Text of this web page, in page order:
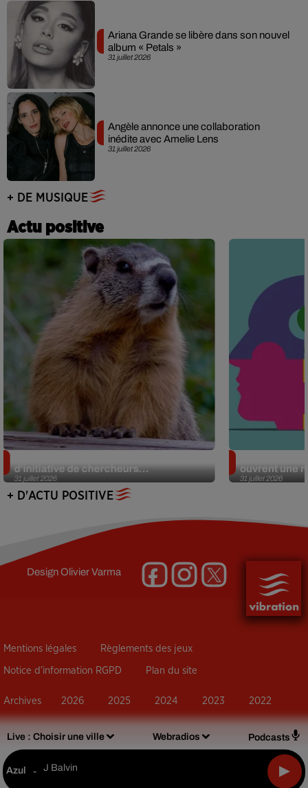
Live : Choisir une ville Webradios Podcasts
Azul - J Balvin
31 juillet 2026
Ariana Grande se libère dans son nouvel
album « Petals »
31 juillet 2026
Angèle annonce une collaboration
inédite avec Amelie Lens
+ DE MUSIQUE
Actu positive
31 juillet 2026
d’initiative de chercheurs...
31 juillet 2026
ouvrent une
+ D'ACTU POSITIVE
DesignOlivier Varma
Mentions légales Règlements des jeux
Notice d’information RGPD Plan du site
Archives 2026 2025 2024 2023 2022